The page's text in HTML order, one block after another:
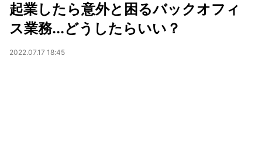
起業したら意外と困るバックオフィ
ス業務...どうしたらいい？
2022.07.17 18:45